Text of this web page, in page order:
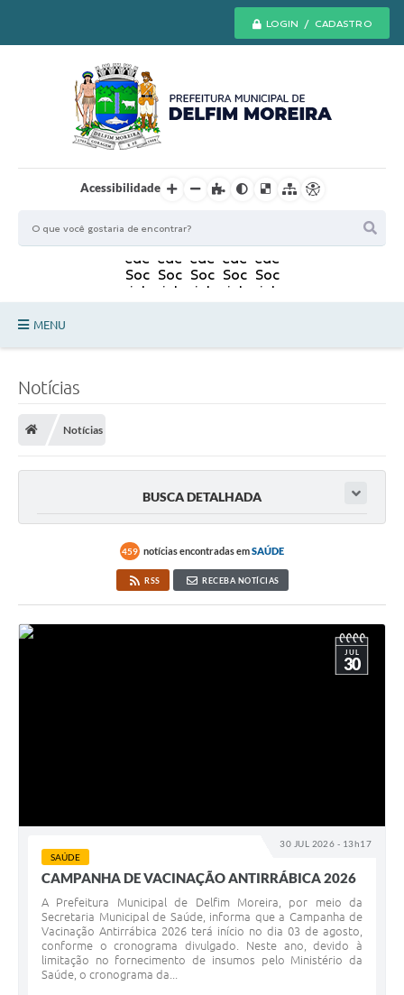
LOGIN / CADASTRO
Acessibilidade
MENU
Transparência
Turismo
CAPINA ECOLÓGICA
Listas de Espera - Unidade Básica de Saúde
Conheça Delfim Moreira
JORNADA DO PATRIMÔNIO
Requerimento
Arquivos para Download
Links
Notícias
Notícias
BUSCA DETALHADA
459 notícias encontradas emSAÚDE
RSS RECEBA NOTÍCIAS
30 JUL 2026 - 13h17
JUL
30
SAÚDE
CAMPANHA DE VACINAÇÃO ANTIRRÁBICA 2026
A Prefeitura Municipal de Delfim Moreira, por meio da
Secretaria Municipal de Saúde, informa que a Campanha de
Vacinação Antirrábica 2026 terá início no dia 03 de agosto,
conforme o cronograma divulgado. Neste ano, devido à
limitação no fornecimento de insumos pelo Ministério da
Saúde, o cronograma da...